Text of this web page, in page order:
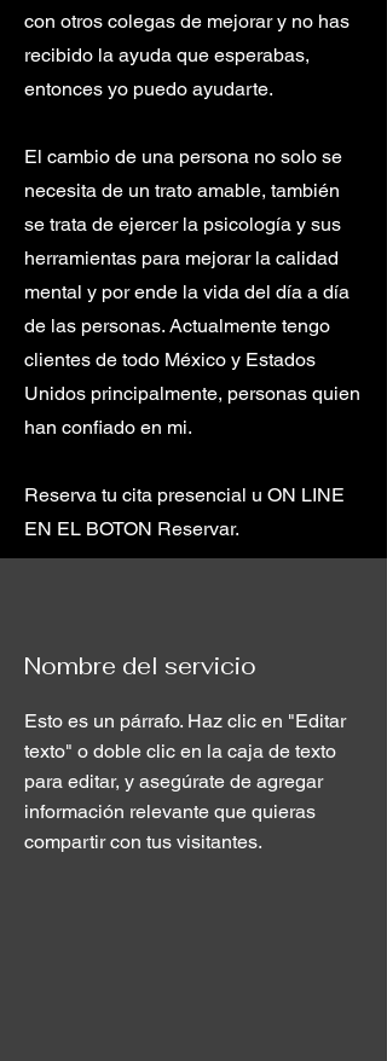
con otros colegas de mejorar y no has
recibido la ayuda que esperabas,
entonces yo puedo ayudarte.
El cambio de una persona no solo se
necesita de un trato amable, también
se trata de ejercer la psicología y sus
herramientas para mejorar la calidad
mental y por ende la vida del día a día
de las personas. Actualmente tengo
clientes de todo México y Estados
Unidos principalmente, personas quien
han confiado en mi.
Reserva tu cita presencial u ON LINE
EN EL BOTON Reservar.
Nombre del servicio
Esto es un párrafo. Haz clic en "Editar
texto" o doble clic en la caja de texto
para editar, y asegúrate de agregar
información relevante que quieras
compartir con tus visitantes.